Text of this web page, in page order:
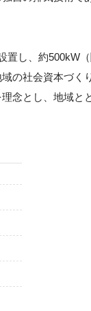
置し、約500kW
の社会資本づ
念とし、地域と